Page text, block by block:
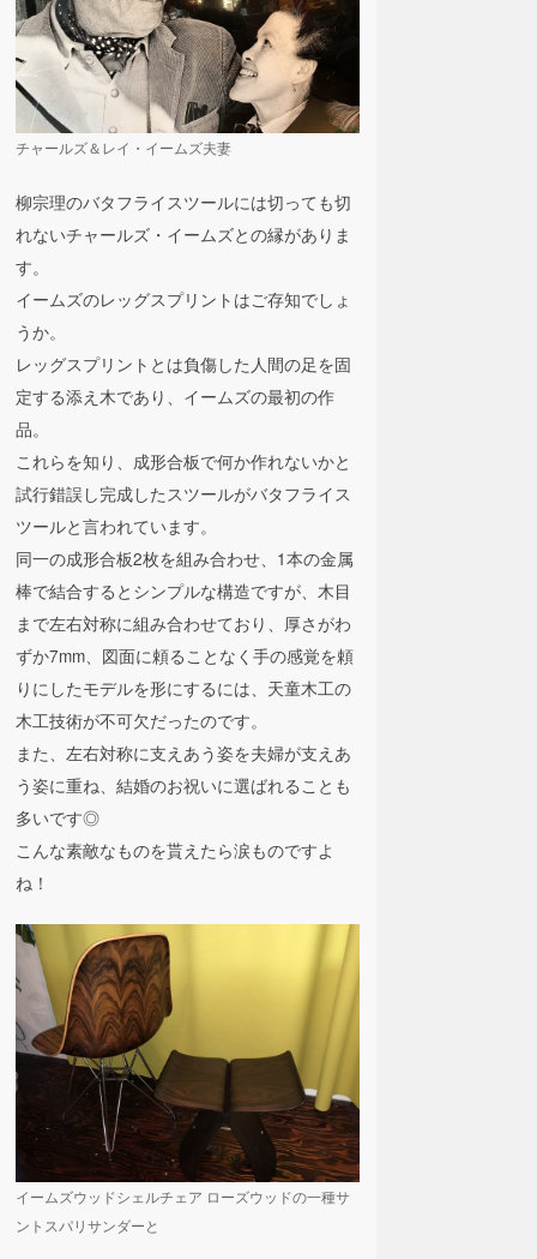
チャールズ＆レイ・イームズ夫妻
柳宗理のバタフライスツールには切っても切
れないチャールズ・イームズとの縁がありま
す。
イームズのレッグスプリントはご存知でしょ
うか。
レッグスプリントとは負傷した人間の足を固
定する添え木であり、イームズの最初の作
品。
これらを知り、成形合板で何か作れないかと
試行錯誤し完成したスツールがバタフライス
ツールと言われています。
同一の成形合板2枚を組み合わせ、1本の金属
棒で結合するとシンプルな構造ですが、木目
まで左右対称に組み合わせており、厚さがわ
ずか7mm、図面に頼ることなく手の感覚を頼
りにしたモデルを形にするには、天童木工の
木工技術が不可欠だったのです。
また、左右対称に支えあう姿を夫婦が支えあ
う姿に重ね、結婚のお祝いに選ばれることも
多いです◎
こんな素敵なものを貰えたら涙ものですよ
ね！
イームズウッドシェルチェア ローズウッドの一種サ
ントスパリサンダーと